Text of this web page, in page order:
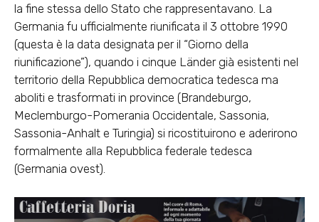
la fine stessa dello Stato che rappresentavano. La
Germania fu ufficialmente riunificata il 3 ottobre 1990
(questa è la data designata per il “Giorno della
riunificazione”), quando i cinque Länder già esistenti nel
territorio della Repubblica democratica tedesca ma
aboliti e trasformati in province (Brandeburgo,
Meclemburgo-Pomerania Occidentale, Sassonia,
Sassonia-Anhalt e Turingia) si ricostituirono e aderirono
formalmente alla Repubblica federale tedesca
(Germania ovest).